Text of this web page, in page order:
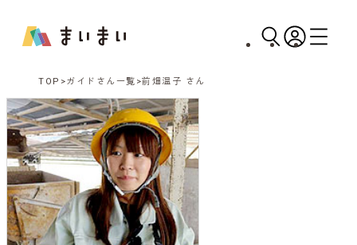
TOP ガイドさん一覧 前畑温子 さん